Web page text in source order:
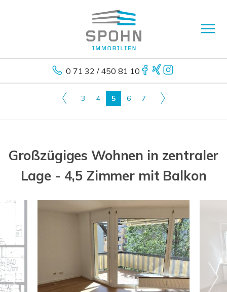
0 71 32 / 450 81 10
3 4 5 6 7
Großzügiges Wohnen in zentraler
Lage - 4,5 Zimmer mit Balkon